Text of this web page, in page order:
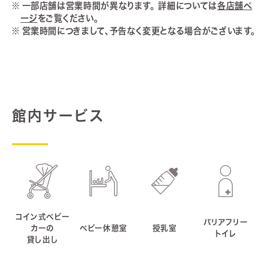
一部店舗は営業時間が異なります。 詳細については各店舗ペ
ージをご覧ください。
営業時間につきまして、予告なく変更となる場合がございます。
館内サービス
コイン式ベビー
カーの
貸し出し
ベビー休憩室 授乳室
バリアフリー
トイレ